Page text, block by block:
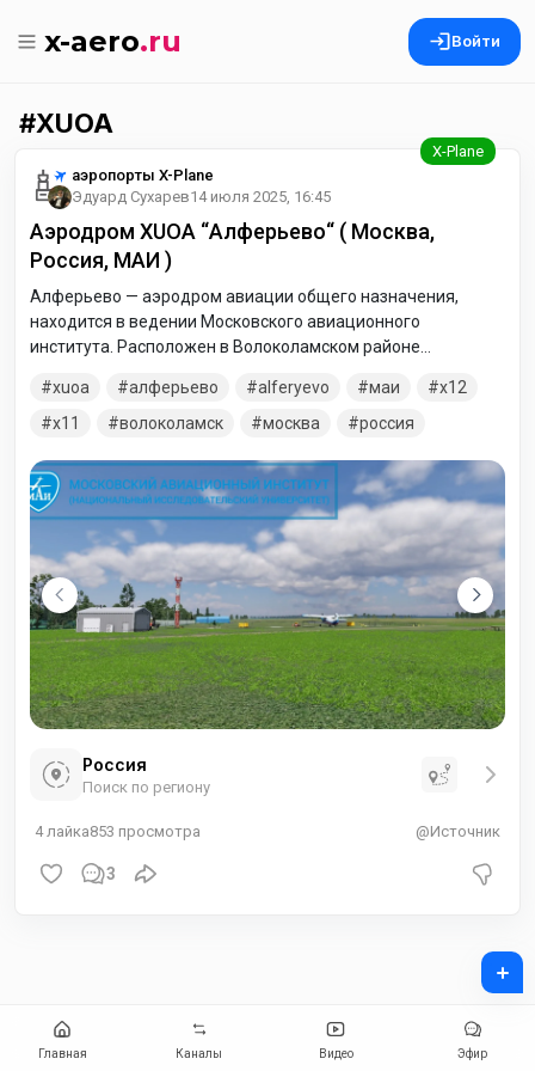
x-aero.ru Войти
XUOA
аэропорты X-Plane
Эдуард Сухарев14 июля 2025, 16:45
Аэродром XUOA “Алферьево“ ( Москва,
Россия, МАИ )
Алферьево — аэродром авиации общего назначения,
находится в ведении Московского авиационного
института. Расположен в Волоколамском районе
«Алферьево», относится к спортивному типу аэродромов
России. До недавнего времени основными направлениями
парашютная подготовка студентов. Проходя практику в
«Алферьево», студенты изучают азы пилотирования
самолётов, что позволяет будущим инженерам на
xuoa алферьево alferyevo маи
x12
x11
волоколамск москва россия
Россия
Поиск по региону
4лайка853 просмотра @Источник
3
Главная Каналы Видео Эфир
+